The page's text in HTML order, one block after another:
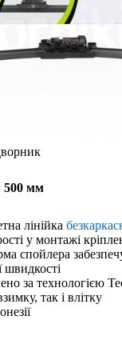
500 мм
лінійка
у монтажі
спойлера
швидкості
за технологією
так і влітку